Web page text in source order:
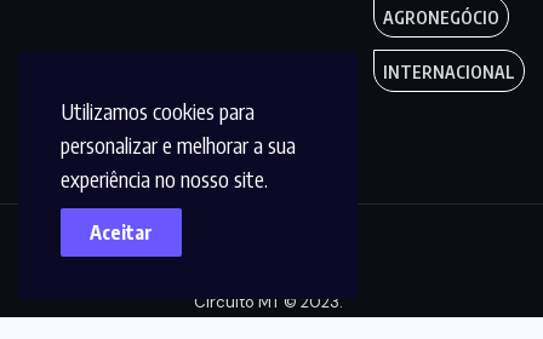
Utilizamos cookies para
personalizar e melhorar a sua
experiência no nosso site.
Aceitar
AGRONEGÓCIO
INTERNACIONAL
Circuito MT © 2023.